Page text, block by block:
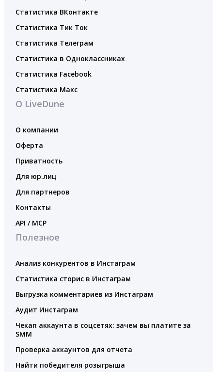
Статистика ВКонтакте
Статистика Тик Ток
Статистика Телеграм
Статистика в Одноклассниках
Статистика Facebook
Статистика Макс
О LiveDune
О компании
Оферта
Приватность
Для юр.лиц
Для партнеров
Контакты
API / MCP
Полезное
Анализ конкурентов в Инстаграм
Статистика сторис в Инстаграм
Выгрузка комментариев из Инстаграм
Аудит Инстаграм
Чекап аккаунта в соцсетях: зачем вы платите за
SMM
Проверка аккаунтов для отчета
Найти победителя розыгрыша